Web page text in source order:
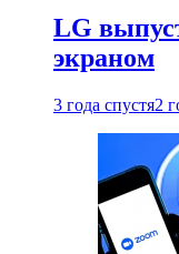
LG
экраном
3 года спустя2